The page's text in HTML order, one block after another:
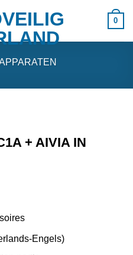
0
+ AIVIA IN
Engels)